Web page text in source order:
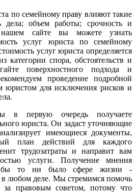
по семейному праву влияют такие
дела; объем работы; срочность и
сайте вы можете узнать
услуг юриста по семейному
услуг юриста определяется
категории спора, обстоятельств и
поверхностного подхода и
проведение подробной
юристом для исключения рисков и
в первую очередь получаете
юриста. Он задаст уточняющие
имеющиеся документы,
план действий для каждого
трудозатраты и направит вам
услуги. Получение мнения
бы то ни было сфере жизни -
любом деле. Мы стремимся помочь
за правовым советом, потому что